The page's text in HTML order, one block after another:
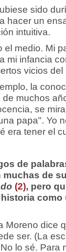
sido
hacer un
intuitiva.
el medio. Mi
mi infancia
vicios del
la
muchos
se
papa". Yo
era tener el
de
muchas de
(2), pero
Moreno dice
ser. (La
lo sé. Para